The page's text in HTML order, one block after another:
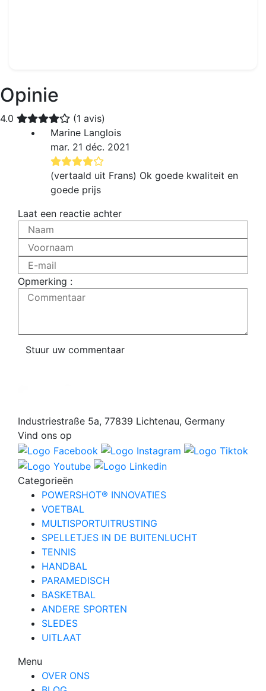
Opinie
4.0
(1 avis)
Marine Langlois
mar. 21 déc. 2021
(vertaald uit Frans) Ok goede kwaliteit en
goede prijs
Laat een reactie achter
Naam
Voornaam
E-mail
Opmerking :
Commentaar
Stuur uw commentaar
Industriestraße 5a, 77839 Lichtenau, Germany
Vind ons op
Categorieën
POWERSHOT® INNOVATIES
VOETBAL
MULTISPORTUITRUSTING
SPELLETJES IN DE BUITENLUCHT
TENNIS
HANDBAL
PARAMEDISCH
BASKETBAL
ANDERE SPORTEN
SLEDES
UITLAAT
Menu
OVER ONS